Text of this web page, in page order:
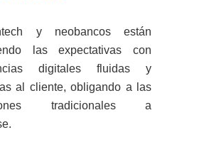
y neobancos están
las expectativas con
digitales fluidas y
al cliente, obligando a las
tradicionales a